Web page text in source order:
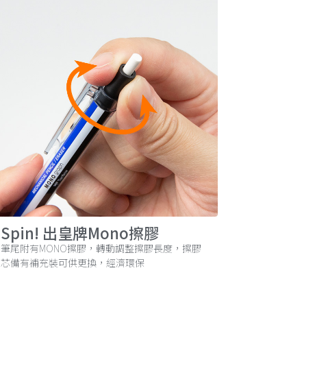
Spin! 出皇牌Mono擦膠
筆尾附有MONO擦膠，轉動調整擦膠長度，擦膠
芯備有補充裝可供更換，經濟環保